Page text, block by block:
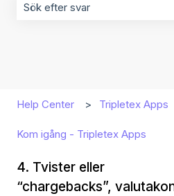
Help Center Tripletex Apps
Kom igång - Tripletex Apps
4. Tvister eller
“chargebacks”,